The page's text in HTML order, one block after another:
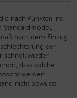
nach Punkten ins
Standardmodell
nach dem Einzug
der
schnell wieder
dass solche
werden
nicht bewusst.